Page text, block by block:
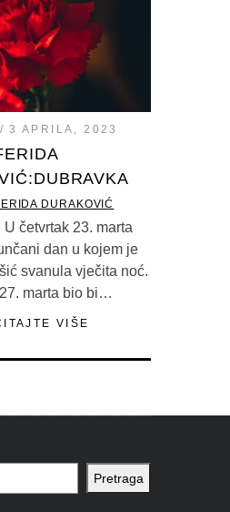
3 APRILA, 2023
DURAKOVIĆ
četvrtak 23. marta
dan u kojem je
svanula vječita noć.
marta bio bi…
VIŠE
Pretraga